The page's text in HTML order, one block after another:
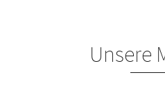
Unsere